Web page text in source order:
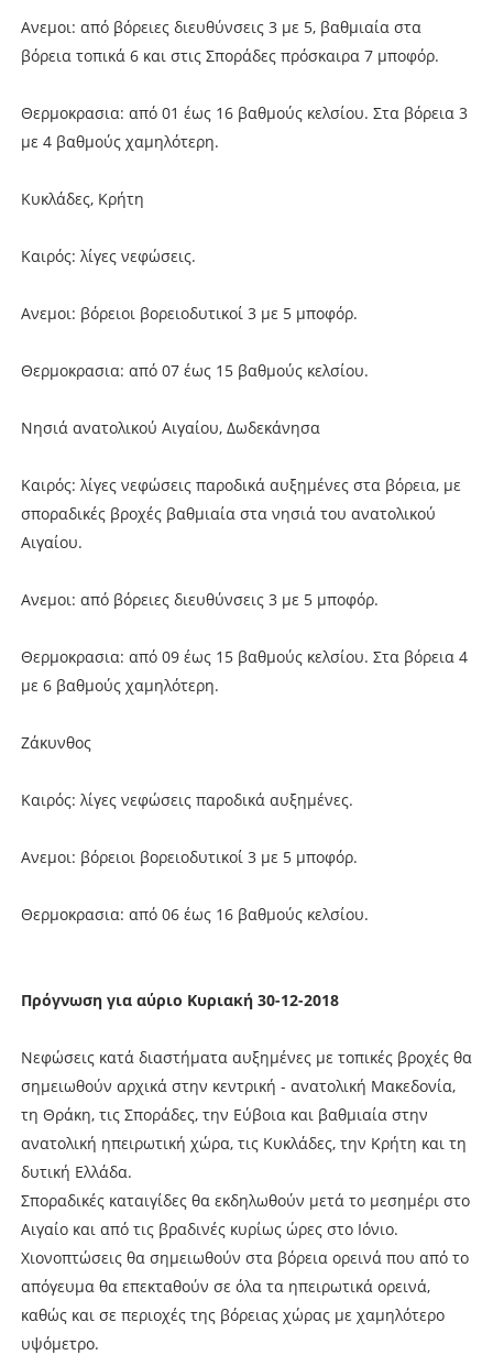
Ανεμοι: από βόρειες διευθύνσεις 3 με 5, βαθμιαία στα
βόρεια τοπικά 6 και στις Σποράδες πρόσκαιρα 7 μποφόρ.
Θερμοκρασια: από 01 έως 16 βαθμούς κελσίου. Στα βόρεια 3
με 4 βαθμούς χαμηλότερη.
Κυκλάδες, Κρήτη
Καιρός: λίγες νεφώσεις.
Ανεμοι: βόρειοι βορειοδυτικοί 3 με 5 μποφόρ.
Θερμοκρασια: από 07 έως 15 βαθμούς κελσίου.
Νησιά ανατολικού Αιγαίου, Δωδεκάνησα
Καιρός: λίγες νεφώσεις παροδικά αυξημένες στα βόρεια, με
σποραδικές βροχές βαθμιαία στα νησιά του ανατολικού
Αιγαίου.
Ανεμοι: από βόρειες διευθύνσεις 3 με 5 μποφόρ.
Θερμοκρασια: από 09 έως 15 βαθμούς κελσίου. Στα βόρεια 4
με 6 βαθμούς χαμηλότερη.
Ζάκυνθος
Καιρός: λίγες νεφώσεις παροδικά αυξημένες.
Ανεμοι: βόρειοι βορειοδυτικοί 3 με 5 μποφόρ.
Θερμοκρασια: από 06 έως 16 βαθμούς κελσίου.
Πρόγνωση για αύριο Κυριακή 30-12-2018
Νεφώσεις κατά διαστήματα αυξημένες με τοπικές βροχές θα
σημειωθούν αρχικά στην κεντρική - ανατολική Μακεδονία,
τη Θράκη, τις Σποράδες, την Εύβοια και βαθμιαία στην
ανατολική ηπειρωτική χώρα, τις Κυκλάδες, την Κρήτη και τη
δυτική Ελλάδα.
Σποραδικές καταιγίδες θα εκδηλωθούν μετά το μεσημέρι στο
Αιγαίο και από τις βραδινές κυρίως ώρες στο Ιόνιο.
Χιονοπτώσεις θα σημειωθούν στα βόρεια ορεινά που από το
απόγευμα θα επεκταθούν σε όλα τα ηπειρωτικά ορεινά,
καθώς και σε περιοχές της βόρειας χώρας με χαμηλότερο
υψόμετρο.